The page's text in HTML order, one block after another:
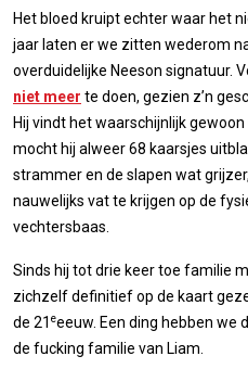
Het bloed kruipt echter waar het
jaar laten er we zitten wederom
overduidelijke Neeson signatuur.
niet meer te doen, gezien z’n
Hij vindt het waarschijnlijk
mocht hij alweer 68 kaarsjes
strammer en de slapen wat
nauwelijks vat te krijgen op de
vechtersbaas.
Sinds hij tot drie keer toe familie
zichzelf definitief op de kaart
de 21 eeeuw. Een ding hebben we
de fucking familie van Liam.